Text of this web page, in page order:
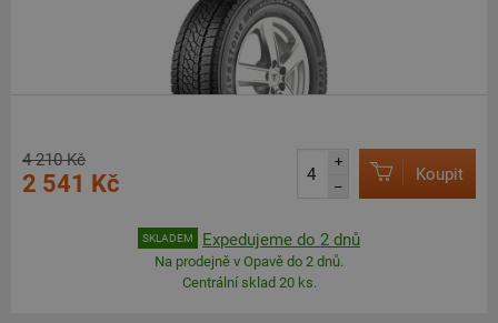
4 210 Kč
2 541 Kč
+
–
Koupit
SKLADEM Expedujeme do 2 dnů
Na prodejně v Opavě do 2 dnů.
Centrální sklad 20 ks.